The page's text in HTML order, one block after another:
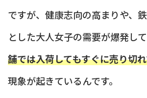
ですが、健康志向の高まりや、
とした大人女子の需要が爆発して
舗では入荷してもすぐに売り切
現象が起きているんです。